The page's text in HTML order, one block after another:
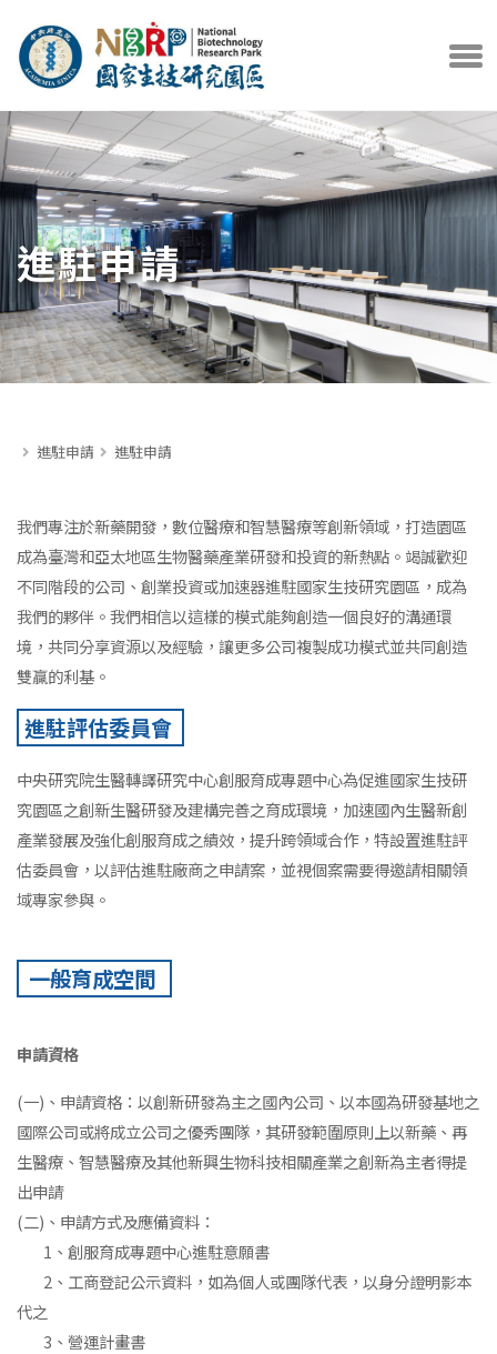
中央研究院官方網站 打開選
進駐申請
首頁進駐申請 進駐申請
我們專注於新藥開發，數位醫療和智慧醫療等創新領域，打造園區
成為臺灣和亞太地區生物醫藥產業研發和投資的新熱點。竭誠歡迎
不同階段的公司、創業投資或加速器進駐國家生技研究園區，成為
我們的夥伴。我們相信以這樣的模式能夠創造一個良好的溝通環
境，共同分享資源以及經驗，讓更多公司複製成功模式並共同創造
雙贏的利基。
進駐評估委員會
中央研究院生醫轉譯研究中心創服育成專題中心為促進國家生技研
究園區之創新生醫研發及建構完善之育成環境，加速國內生醫新創
產業發展及強化創服育成之績效，提升跨領域合作，特設置進駐評
估委員會，以評估進駐廠商之申請案，並視個案需要得邀請相關領
域專家參與。
一般育成空間
申請資格
(一)、申請資格：以創新研發為主之國內公司、以本國為研發基地之
國際公司或將成立公司之優秀團隊，其研發範圍原則上以新藥、再
生醫療、智慧醫療及其他新興生物科技相關產業之創新為主者得提
出申請
(二)、申請方式及應備資料：
1、創服育成專題中心進駐意願書
2、工商登記公示資料，如為個人或團隊代表，以身分證明影本
代之
3、營運計畫書